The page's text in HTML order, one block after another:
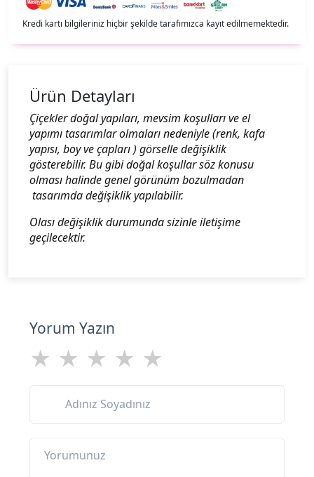
Kredi kartı bilgileriniz hiçbir şekilde tarafımızca kayıt edilmemektedir.
Ürün Detayları
Çiçekler doğal yapıları, mevsim koşulları ve el
yapımı tasarımlar olmaları nedeniyle (renk, kafa
yapısı, boy ve çapları ) görselle değişiklik
gösterebilir. Bu gibi doğal koşullar söz konusu
olması halinde genel görünüm bozulmadan
tasarımda değişiklik yapılabilir.
Olası değişiklik durumunda sizinle iletişime
geçilecektir.
Yorum Yazın